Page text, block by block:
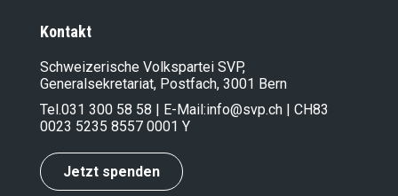
Kontakt
Schweizerische Volkspartei SVP,
Generalsekretariat, Postfach, 3001 Bern
Tel.031 300 58 58 | E-Mail:info@svp.ch | CH83
0023 5235 8557 0001 Y
Jetzt spenden